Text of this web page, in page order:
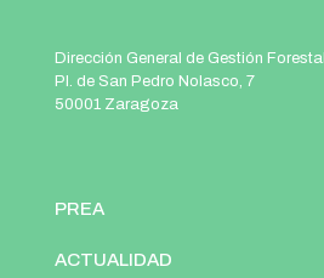
Dirección General de Gestión Forestal
Pl. de San Pedro Nolasco, 7
50001 Zaragoza
PREA
ACTUALIDAD